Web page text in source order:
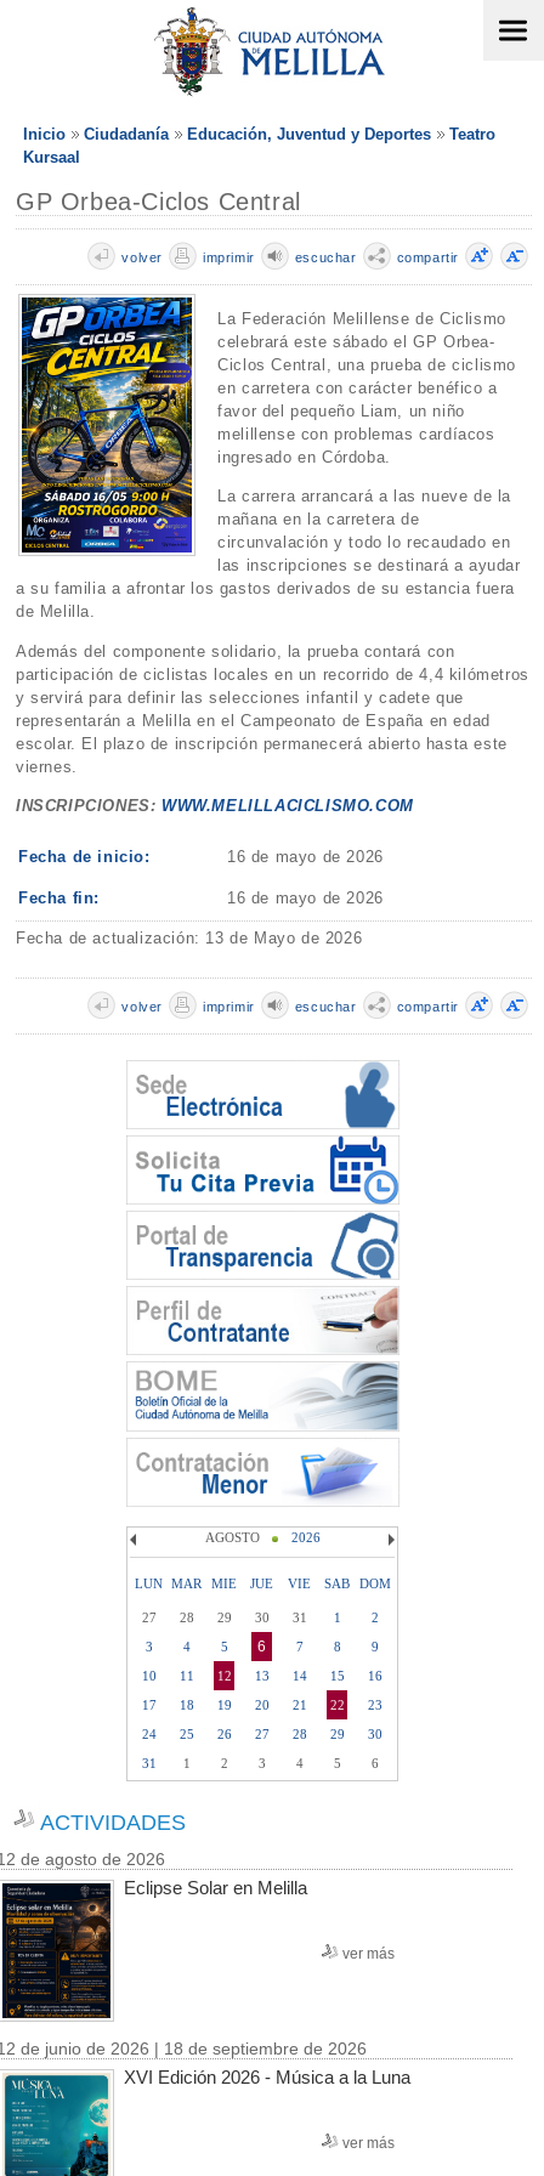
Inicio Ciudadanía Educación, Juventud y Deportes
Teatro
Kursaal
GP Orbea-Ciclos Central
compartir
escuchar
imprimir
volver
La Federación Melillense de Ciclismo
celebrará este sábado el GP Orbea-
Ciclos Central, una prueba de ciclismo
en carretera con carácter benéfico a
favor del pequeño Liam, un niño
melillense con problemas cardíacos
ingresado en Córdoba.
La carrera arrancará a las nueve de la
mañana en la carretera de
circunvalación y todo lo recaudado en
las inscripciones se destinará a ayudar
a su familia a afrontar los gastos derivados de su estancia fuera
de Melilla.
Además del componente solidario, la prueba contará con
participación de ciclistas locales en un recorrido de 4,4 kilómetros
y servirá para definir las selecciones infantil y cadete que
representarán a Melilla en el Campeonato de España en edad
escolar. El plazo de inscripción permanecerá abierto hasta este
viernes.
INSCRIPCIONES: WWW.MELILLACICLISMO.COM
Fecha de inicio: 16 de mayo de 2026
Fecha fin: 16 de mayo de 2026
Fecha de actualización: 13 de Mayo de 2026
compartir
escuchar
imprimir
volver
AGOSTO 2026
LUN MAR MIE JUE VIE SAB DOM
27 28 29 30 31 1
2
3
4 5 6 7 8
9
10
11 12 13 14 15
16
17
18 19 20 21 22
23
24
25 26 27 28 29
30
31
1 2 3 4 5 6
ACTIVIDADES
de agosto de 2026
Eclipse Solar en Melilla
ver más
de junio de 2026 | 18 de septiembre de 2026
XVI Edición 2026 - Música a la Luna
ver más